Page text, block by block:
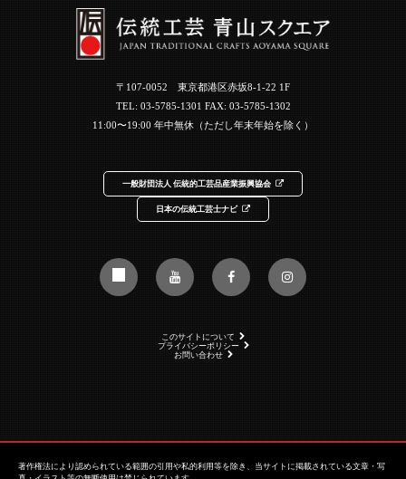
〒107-0052 東京都港区赤坂8-1-22 1F
TEL: 03-5785-1301 FAX: 03-5785-1302
11:00〜19:00 年中無休（ただし年末年始を除く）
一般財団法人 伝統的工芸品産業振興協会
日本の伝統工芸士ナビ
このサイトについて
プライバシーポリシー
お問い合わせ
著作権法により認められている範囲の引用や私的利用等を除き、当サイトに掲載されている文章・写